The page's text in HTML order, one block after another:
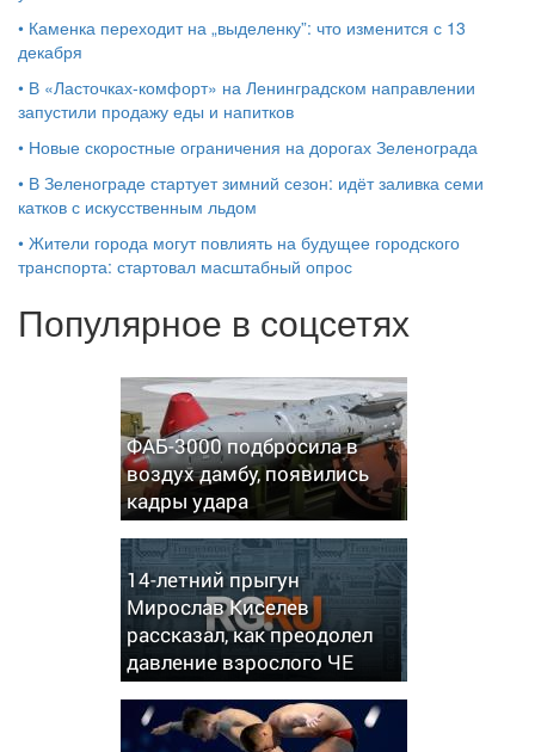
• Каменка переходит на „выделенку”: что изменится с 13
декабря
• В «Ласточках‑комфорт» на Ленинградском направлении
запустили продажу еды и напитков
• Новые скоростные ограничения на дорогах Зеленограда
• В Зеленограде стартует зимний сезон: идёт заливка семи
катков с искусственным льдом
• Жители города могут повлиять на будущее городского
транспорта: стартовал масштабный опрос
Популярное в соцсетях
ФАБ-3000 подбросила в
воздух дамбу, появились
кадры удара
14-летний прыгун
Мирослав Киселев
рассказал, как преодолел
давление взрослого ЧЕ